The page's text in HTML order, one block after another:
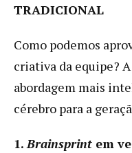
TRADICIONAL
Como podemos
criativa da equipe?
abordagem mais
cérebro para a
1.Brainsprint em